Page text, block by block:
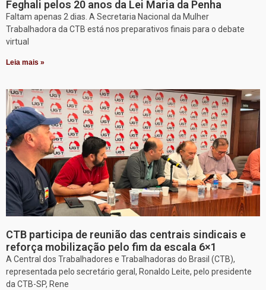
Feghali pelos 20 anos da Lei Maria da Penha
Faltam apenas 2 dias. A Secretaria Nacional da Mulher
Trabalhadora da CTB está nos preparativos finais para o debate
virtual
Leia mais »
CTB participa de reunião das centrais sindicais e
reforça mobilização pelo fim da escala 6×1
A Central dos Trabalhadores e Trabalhadoras do Brasil (CTB),
representada pelo secretário geral, Ronaldo Leite, pelo presidente
da CTB-SP, Rene